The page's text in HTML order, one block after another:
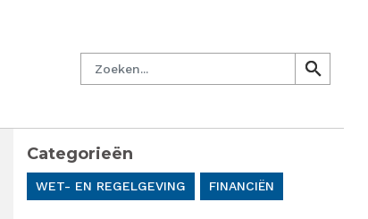
Zoeken
search
search
Categorieën
WET- EN REGELGEVING FINANCIËN